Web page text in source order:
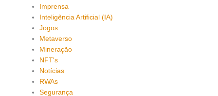
Imprensa
Inteligência Artificial (IA)
Jogos
Metaverso
Mineração
NFT's
Notícias
RWAs
Segurança